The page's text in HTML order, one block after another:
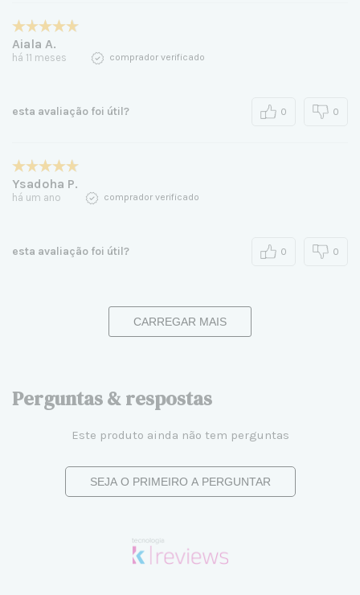
Aiala A.
há 11 meses comprador verificado
esta avaliação foi útil? 0 0
Ysadoha P.
há um ano comprador verificado
esta avaliação foi útil? 0 0
CARREGAR MAIS
Perguntas & respostas
Este produto ainda não tem perguntas
SEJA O PRIMEIRO A PERGUNTAR